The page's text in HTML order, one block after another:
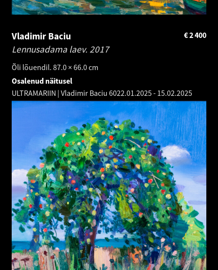
Vladimir Baciu
Lennusadama laev. 2017
Õli lõuendil. 87.0 × 66.0 cm
2 400
€
Osalenud näitusel
ULTRAMARIIN | Vladimir Baciu 6022.01.2025- 15.02.2025